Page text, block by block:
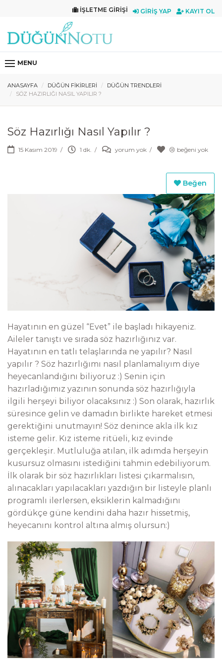
İŞLETME GIRIŞI GIRIŞ YAP KAYIT OL
MENU
ANASAYFA DÜĞÜN FIKIRLERI
DÜĞÜN TRENDLERI
SÖZ HAZIRLIĞI NASIL YAPILIR ?
Söz Hazırlığı Nasıl Yapılır ?
15 Kasım 2019 / 1 dk. / yorum yok / 😢 beğeni yok
Beğen
Hayatının en güzel “Evet” ile başladı hikayeniz.
Aileler tanıştı ve sırada söz hazırlığınız var.
Hayatının en tatlı telaşlarında ne yapılır? Nasıl
yapılır ? Söz hazırlığımı nasıl planlamalıyım diye
heyecanlandığını biliyoruz :) Senin için
hazırladığımız yazının sonunda söz hazırlığıyla
ilgili herşeyi biliyor olacaksınız :) Son olarak, hazırlık
süresince gelin ve damadın birlikte hareket etmesi
gerektiğini unutmayın! Söz denince akla ilk kız
isteme gelir. Kız isteme ritüeli, kız evinde
gerçekleşir. Mutluluğa atılan, ilk adımda herşeyin
kusursuz olmasını istediğini tahmin edebiliyorum.
İlk olarak bir söz hazırlıkları listesi çıkarmalısın,
alınacakları yapılacakları yazdığın bir listeyle planlı
programlı ilerlersen, eksiklerin kalmadığını
gördükçe güne kendini daha hazır hissetmiş,
heyecanını kontrol altına almış olursun:)